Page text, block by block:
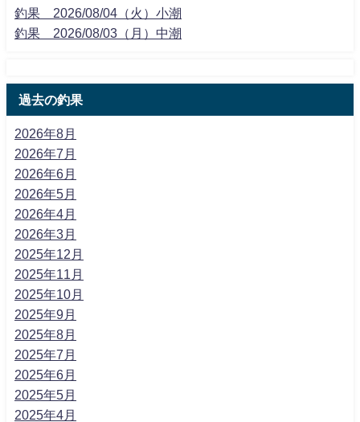
釣果 2026/08/04（火）小潮
釣果 2026/08/03（月）中潮
過去の釣果
2026年8月
2026年7月
2026年6月
2026年5月
2026年4月
2026年3月
2025年12月
2025年11月
2025年10月
2025年9月
2025年8月
2025年7月
2025年6月
2025年5月
2025年4月